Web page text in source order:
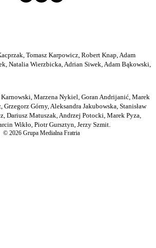
Tomasz Karpowicz, Robert Knap, Adam
Natalia Wierzbicka, Adrian Siwek, Adam Bąkowski,
Marzena Nykiel, Goran Andrijanić, Marek
Grzegorz Górny, Aleksandra Jakubowska, Stanisław
Dariusz Matuszak, Andrzej Potocki, Marek Pyza,
Wikło, Piotr Gursztyn, Jerzy Szmit.
© 2026 Grupa Medialna Fratria